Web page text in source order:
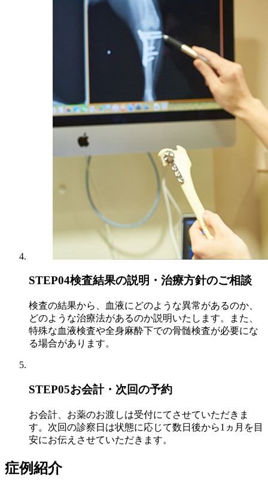
STEP04検査結果の説明・治療方針のご相談
検査の結果から、血液にどのような異常があるのか、
どのような治療法があるのか説明いたします。また、
特殊な血液検査や全身麻酔下での骨髄検査が必要にな
る場合があります。
STEP05お会計・次回の予約
お会計、お薬のお渡しは受付にてさせていただきま
す。次回の診察日は状態に応じて数日後から1ヵ月を目
安にお伝えさせていただきます。
症例紹介